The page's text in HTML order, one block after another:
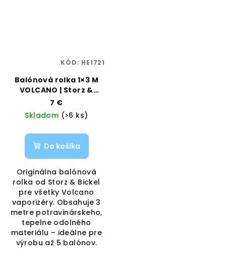
Balónová rolka 1×3 M
VOLCANO | Storz &
Bickel | Vaporama
7 €
Skladom (>6 ks)
Do košíka
Originálna balónová
rolka od Storz & Bickel
pre všetky Volcano
vaporizéry. Obsahuje 3
metre potravinárskeho,
tepelne odolného
materiálu – ideálne pre
výrobu až 5 balónov.
KÓD: HE1721